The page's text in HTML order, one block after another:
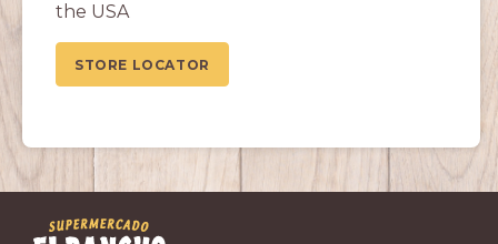
the USA
STORE LOCATOR